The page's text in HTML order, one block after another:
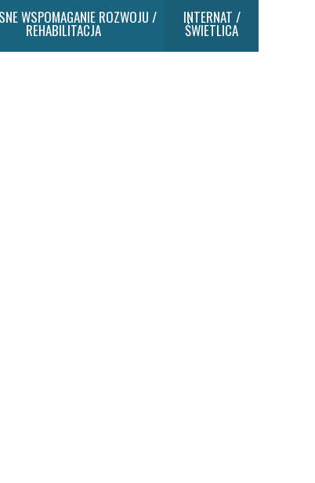
WSPOMAGANIE ROZWOJU /
REHABILITACJA
INTERNAT /
ŚWIETLICA